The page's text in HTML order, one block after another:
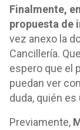
Finalmente,
propuesta de
vez anexo la
Cancillería.
espero que el
puedan ver
duda, quién es
Previamente,